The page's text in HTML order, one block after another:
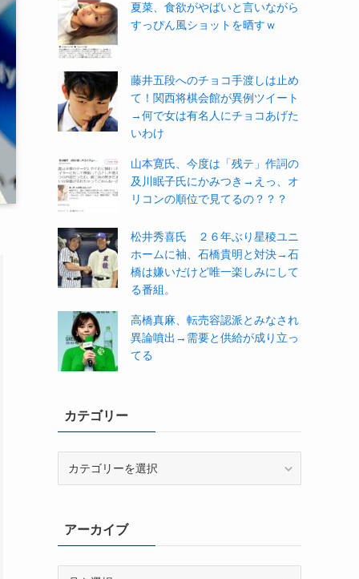
夏菜、食欲がやばいと言いながら
すっぴん風ショットを晒すｗ
藤井五段へのチョコ手渡しは止め
て！関西将棋会館が異例ツイート
→何で女は有名人にチョコあげた
いわけ
山本寛氏、今度は「残テ」作詞の
及川眠子氏にかみつき→えっ、オ
リコンの順位で見てるの？？？
松井秀喜氏 ２６年ぶり星稜ユニ
ホームに袖、石橋貴明と対決→石
橋は嫌いだけど唯一楽しみにして
る番組。
高橋真麻、転売容認派とみなされ
異論噴出→需要と供給が成り立っ
てる
カテゴリー
ーアーカイブ